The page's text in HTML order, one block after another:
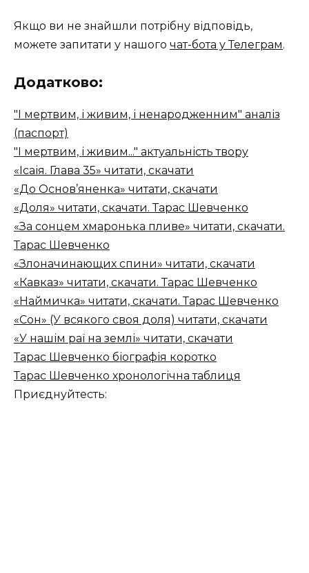
Якщо ви не знайшли потрібну відповідь,
можете запитати у нашого чат-бота у Телеграм.
Додатково:
"І мертвим, і живим, і ненародженним" аналіз
(паспорт)
"І мертвим, і живим..." актуальність твору
«Ісаія. Глава 35» читати, скачати
«До Основ’яненка» читати, скачати
«Доля» читати, скачати. Тарас Шевченко
«За сонцем хмаронька пливе» читати, скачати.
Тарас Шевченко
«Злоначинающих спини» читати, скачати
«Кавказ» читати, скачати. Тарас Шевченко
«Наймичка» читати, скачати. Тарас Шевченко
«Сон» (У всякого своя доля) читати, скачати
«У нашім раї на землі» читати, скачати
Тарас Шевченко біографія коротко
Тарас Шевченко хронологічна таблиця
Приєднуйтесть: